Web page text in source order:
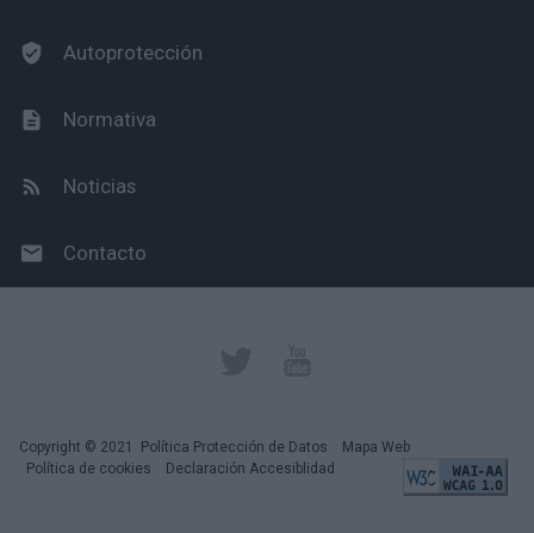
Autoprotección
Normativa
Noticias
Contacto
Copyright © 2021 Política Protección de Datos
Mapa Web
Política de cookies
Declaración Accesiblidad